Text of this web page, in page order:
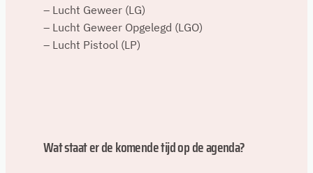
– Lucht Geweer (LG)
– Lucht Geweer Opgelegd (LGO)
– Lucht Pistool (LP)
Wat staat er de komende tijd op de agenda?